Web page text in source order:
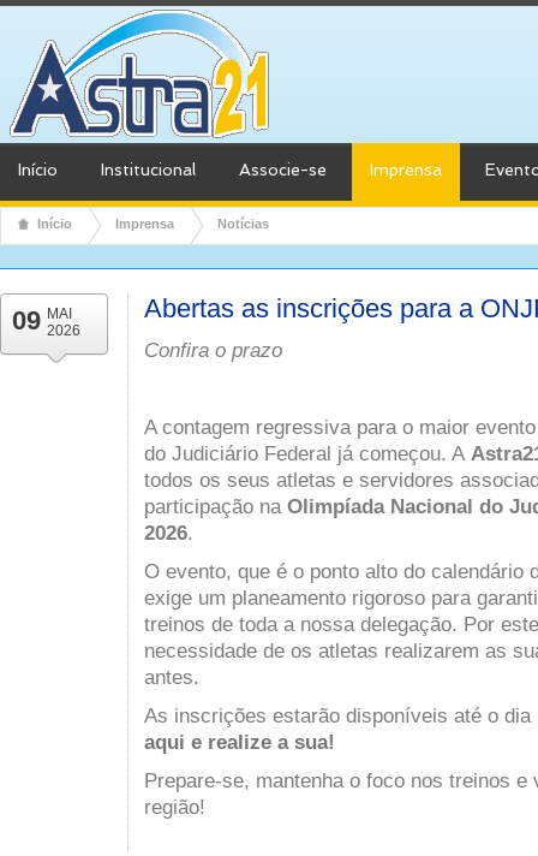
Início Institucional Associe-se Imprensa
Início Imprensa Notícias
09 MAI
2026
Abertas as inscrições para a
Confira o prazo
A contagem regressiva para o maior
do Judiciário Federal já começou. A
todos os seus atletas e servidores
participação na Olimpíada Nacional do
2026.
O evento, que é o ponto alto do calendário
exige um planeamento rigoroso para
treinos de toda a nossa delegação. Por
necessidade de os atletas realizarem as
antes.
As inscrições estarão disponíveis até o dia
aqui e realize a sua!
Prepare-se, mantenha o foco nos treinos e
região!